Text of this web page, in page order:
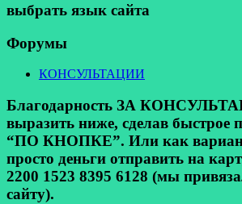
выбрать язык сайта
Форумы
КОНСУЛЬТАЦИИ
Благодарность ЗА
выразить ниже, сделав быстрое
“ПО КНОПКЕ”. Или как
просто деньги отправить на
2200 1523 8395 6128 (мы
сайту).